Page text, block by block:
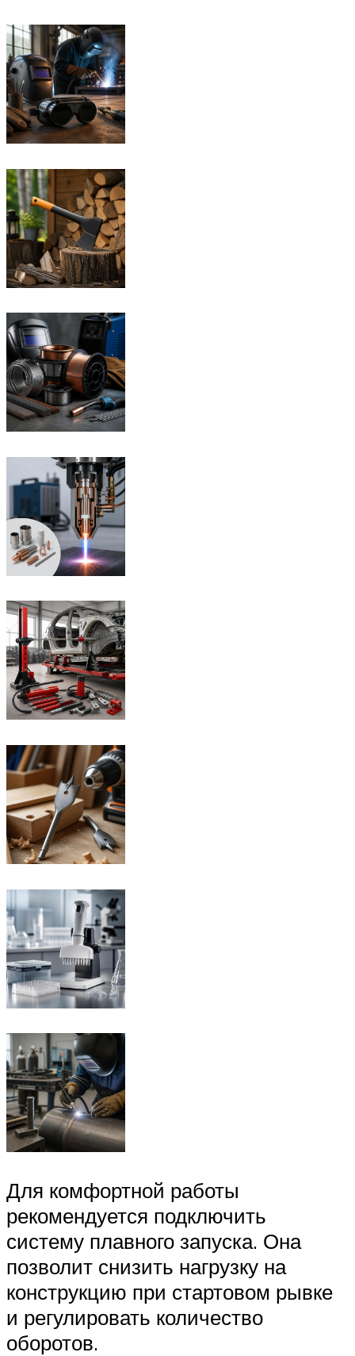
Для комфортной работы
рекомендуется подключить
систему плавного запуска. Она
позволит снизить нагрузку на
конструкцию при стартовом рывке
и регулировать количество
оборотов.